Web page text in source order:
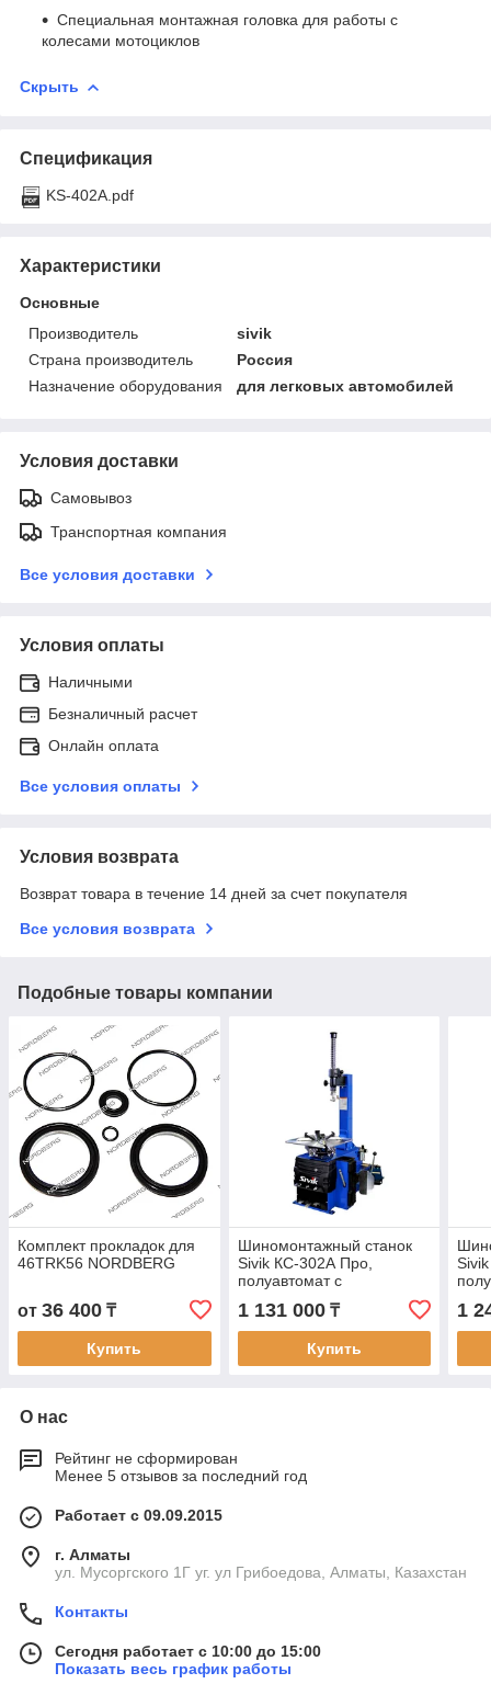
Специальная монтажная головка для работы с
колесами мотоциклов
Скрыть
Спецификация
KS-402A.pdf
Характеристики
Основные
Производитель
sivik
Страна производитель
Россия
Назначение оборудования
для легковых автомобилей
Условия доставки
Самовывоз
Транспортная компания
Все условия доставки
Условия оплаты
Наличными
Безналичный расчет
Онлайн оплата
Все условия оплаты
Условия возврата
Возврат товара в течение 14 дней за счет покупателя
Все условия возврата
Подобные товары компании
Комплект прокладок для
46TRK56 NORDBERG
от 36 400 ₸
Купить
Шиномонтажный станок
Sivik КС-302А Про,
полуавтомат с
устройством для быстрой
накачки шин
1 131 000₸
Купить
1
О нас
Рейтинг не сформирован
Менее 5 отзывов за последний год
Работает с 09.09.2015
г. Алматы
ул. Мусоргского 1Г уг. ул Грибоедова, Алматы, Казахстан
Контакты
Сегодня работает с 10:00 до 15:00
Показать весь график работы